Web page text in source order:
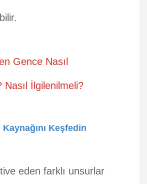
Gence Nasıl
Nasıl İlgilenilmeli?
Keşfedin
eden farklı unsurlar